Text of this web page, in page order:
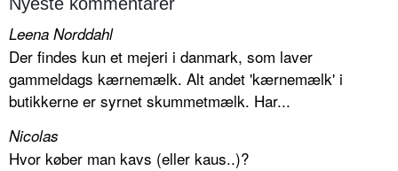
Nyeste kommentarer
Leena Norddahl
Der findes kun et mejeri i danmark, som laver
gammeldags kærnemælk. Alt andet 'kærnemælk' i
butikkerne er syrnet skummetmælk. Har...
Nicolas
Hvor køber man kavs (eller kaus..)?